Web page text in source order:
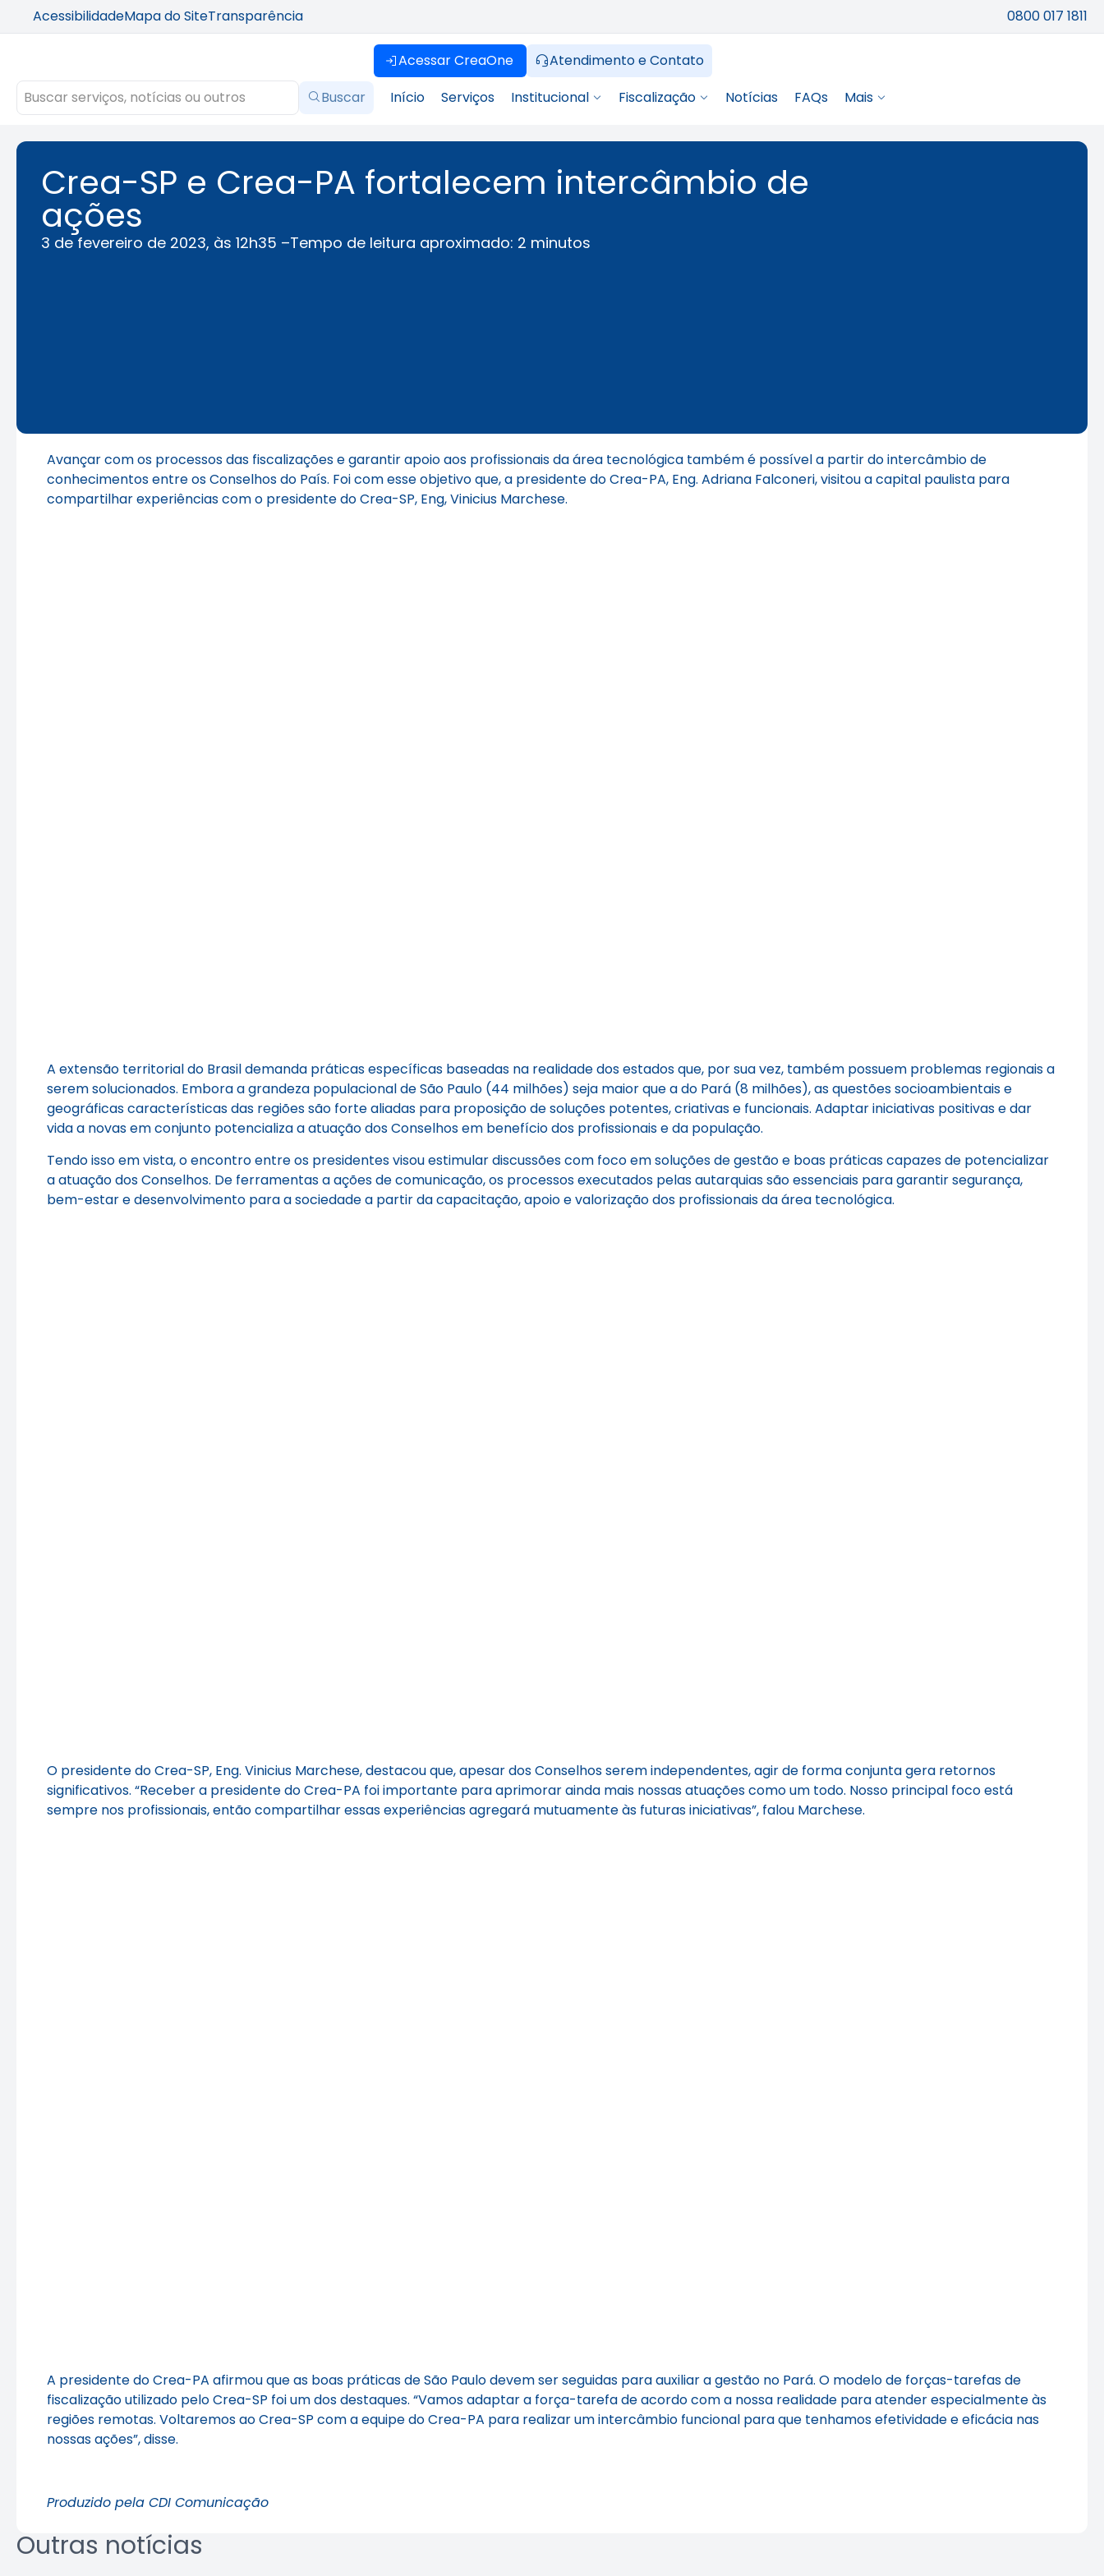
AcessibilidadeMapa do SiteTransparência 0800 017 1811
Acessar CreaOne
Atendimento e Contato
Buscar
Início Serviços Institucional Fiscalização Notícias FAQs Mais
Crea-SP e Crea-PA fortalecem intercâmbio de
ações
3 de fevereiro de 2023, às 12h35 –Tempo de leitura aproximado: 2 minutos
Avançar com os processos das fiscalizações e garantir apoio aos profissionais da área tecnológica também é possível a partir do intercâmbio de
conhecimentos entre os Conselhos do País. Foi com esse objetivo que, a presidente do Crea-PA, Eng. Adriana Falconeri, visitou a capital paulista para
compartilhar experiências com o presidente do Crea-SP, Eng, Vinicius Marchese.
A extensão territorial do Brasil demanda práticas específicas baseadas na realidade dos estados que, por sua vez, também possuem problemas regionais a
serem solucionados. Embora a grandeza populacional de São Paulo (44 milhões) seja maior que a do Pará (8 milhões), as questões socioambientais e
geográficas características das regiões são forte aliadas para proposição de soluções potentes, criativas e funcionais. Adaptar iniciativas positivas e dar
vida a novas em conjunto potencializa a atuação dos Conselhos em benefício dos profissionais e da população.
Tendo isso em vista, o encontro entre os presidentes visou estimular discussões com foco em soluções de gestão e boas práticas capazes de potencializar
a atuação dos Conselhos. De ferramentas a ações de comunicação, os processos executados pelas autarquias são essenciais para garantir segurança,
bem-estar e desenvolvimento para a sociedade a partir da capacitação, apoio e valorização dos profissionais da área tecnológica.
O presidente do Crea-SP, Eng. Vinicius Marchese, destacou que, apesar dos Conselhos serem independentes, agir de forma conjunta gera retornos
significativos. “Receber a presidente do Crea-PA foi importante para aprimorar ainda mais nossas atuações como um todo. Nosso principal foco está
sempre nos profissionais, então compartilhar essas experiências agregará mutuamente às futuras iniciativas”, falou Marchese.
A presidente do Crea-PA afirmou que as boas práticas de São Paulo devem ser seguidas para auxiliar a gestão no Pará. O modelo de forças-tarefas de
fiscalização utilizado pelo Crea-SP foi um dos destaques. “Vamos adaptar a força-tarefa de acordo com a nossa realidade para atender especialmente às
regiões remotas. Voltaremos ao Crea-SP com a equipe do Crea-PA para realizar um intercâmbio funcional para que tenhamos efetividade e eficácia nas
nossas ações”, disse.
Produzido pela CDI Comunicação
Outras notícias